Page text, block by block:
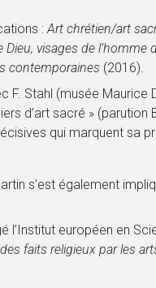
:Art chrétien/art
Dieu, visages de l’homme
contemporaines (2016).
F. Stahl (musée
d’art sacré »
qui marquent sa
s’est également
l’Institut européen en
faits religieux par les